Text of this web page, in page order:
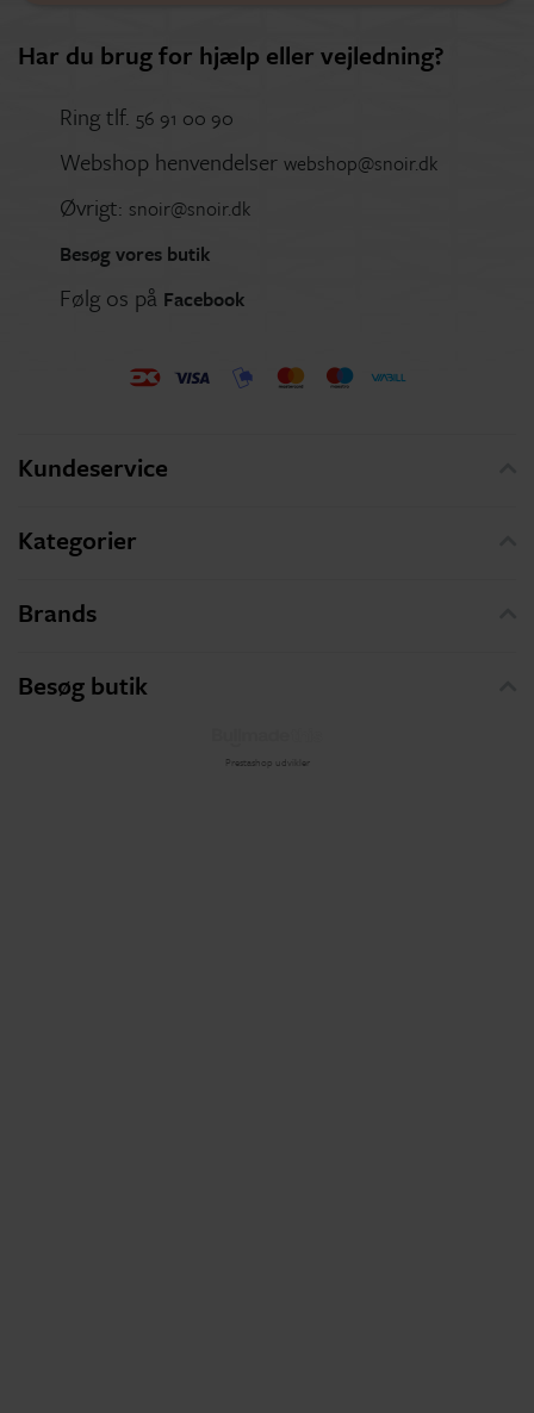
Har du brug for hjælp eller vejledning?
Ring tlf. 56 91 00 90
Webshop henvendelser webshop@snoir.dk
Øvrigt: snoir@snoir.dk
Besøg vores butik
Følg os på Facebook
Kundeservice
Kategorier
Brands
Besøg butik
Prestashop udvikler